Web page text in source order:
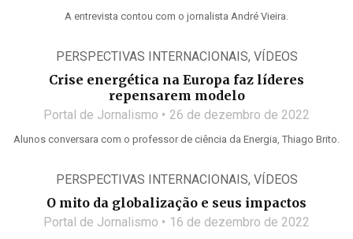
A entrevista contou com o jornalista André Vieira.
PERSPECTIVAS INTERNACIONAIS, VÍDEOS
Crise energética na Europa faz líderes
repensarem modelo
Portal de Jornalismo 26 de dezembro de 2022
Alunos conversara com o professor de ciência da Energia, Thiago Brito.
PERSPECTIVAS INTERNACIONAIS, VÍDEOS
O mito da globalização e seus impactos
Portal de Jornalismo 16 de dezembro de 2022